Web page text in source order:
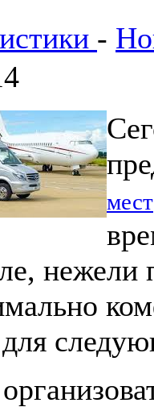
-
мест
нежели
для